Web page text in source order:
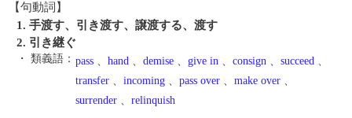
【句動詞】
1. 手渡す、引き渡す、譲渡する、渡す
2. 引き継ぐ
・ 類義語： pass 、 hand 、 demise 、 give in 、 consign 、 succeed 、
transfer 、 incoming 、 pass over 、 make over 、
surrender 、 relinquish